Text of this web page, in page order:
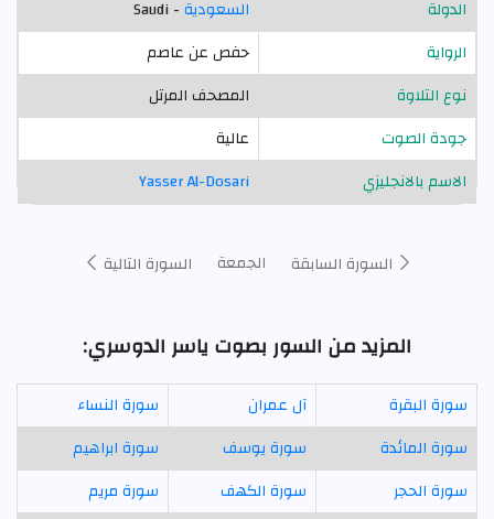
الدولة
السعودية- Saudi
الرواية
حفص عن عاصم
نوع التلاوة
المصحف المرتل
جودة الصوت
عالية
الاسم بالانجليزي
Yasser Al-Dosari
السورة السابقة الجمعة السورة التالية
المزيد من السور بصوت ياسر الدوسري:
سورة البقرة آل عمران
سورة النساء
سورة المائدة
سورة يوسف
سورة ابراهيم
سورة الحجر
سورة الكهف
سورة مريم